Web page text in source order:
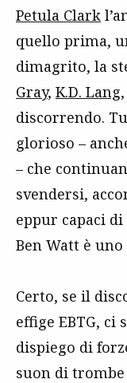
Petula Clark
quello prima,
dimagrito, la
Gray, K.D. Lang,
discorrendo.
glorioso –
– che
svendersi,
eppur capaci
Ben Watt è
Certo, se il
effige EBTG, ci
dispiego di
suon di